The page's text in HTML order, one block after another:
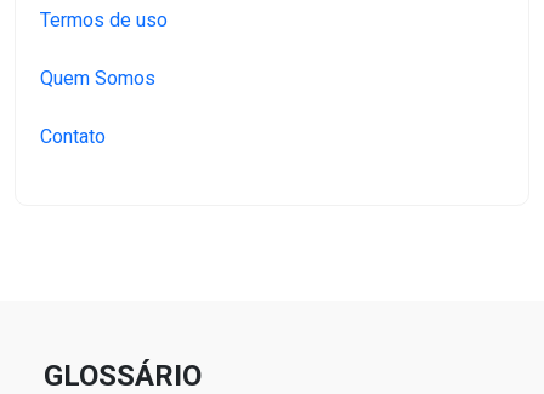
Termos de uso
Quem Somos
Contato
GLOSSÁRIO